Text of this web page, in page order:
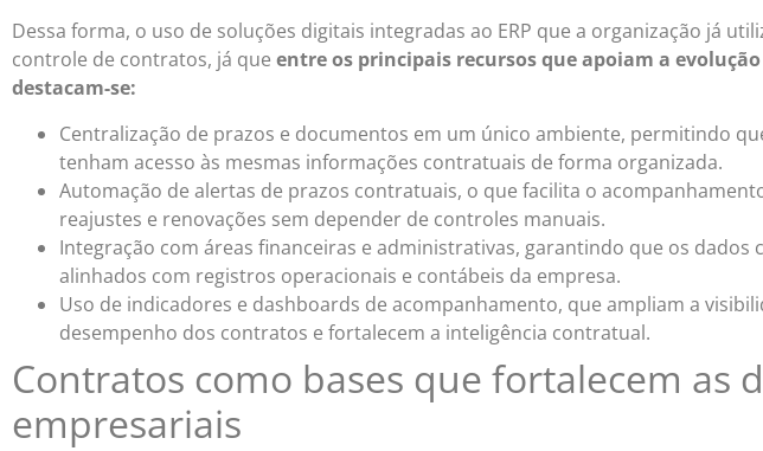
Dessa forma, o uso de soluções digitais integradas ao ERP que a organização já
controle de contratos, já que entre os principais recursos que apoiam a
destacam-se:
Centralização de prazos e documentos em um único ambiente, permitindo
tenham acesso às mesmas informações contratuais de forma organizada.
Automação de alertas de prazos contratuais, o que facilita o
reajustes e renovações sem depender de controles manuais.
Integração com áreas financeiras e administrativas, garantindo que os dados
alinhados com registros operacionais e contábeis da empresa.
Uso de indicadores e dashboards de acompanhamento, que ampliam a
desempenho dos contratos e fortalecem a inteligência contratual.
Contratos como bases que fortalecem as
empresariais